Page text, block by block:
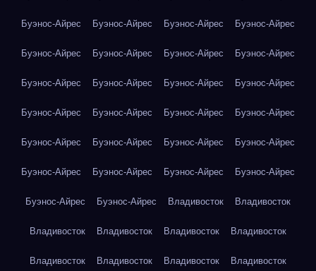
Буэнос-Айрес Буэнос-Айрес Буэнос-Айрес Буэнос-Айрес
Буэнос-Айрес Буэнос-Айрес Буэнос-Айрес Буэнос-Айрес
Буэнос-Айрес Буэнос-Айрес Буэнос-Айрес Буэнос-Айрес
Буэнос-Айрес Буэнос-Айрес Буэнос-Айрес Буэнос-Айрес
Буэнос-Айрес Буэнос-Айрес Буэнос-Айрес Буэнос-Айрес
Буэнос-Айрес Буэнос-Айрес Буэнос-Айрес Буэнос-Айрес
Буэнос-Айрес Буэнос-Айрес Владивосток Владивосток
Владивосток Владивосток Владивосток Владивосток
Владивосток Владивосток Владивосток Владивосток